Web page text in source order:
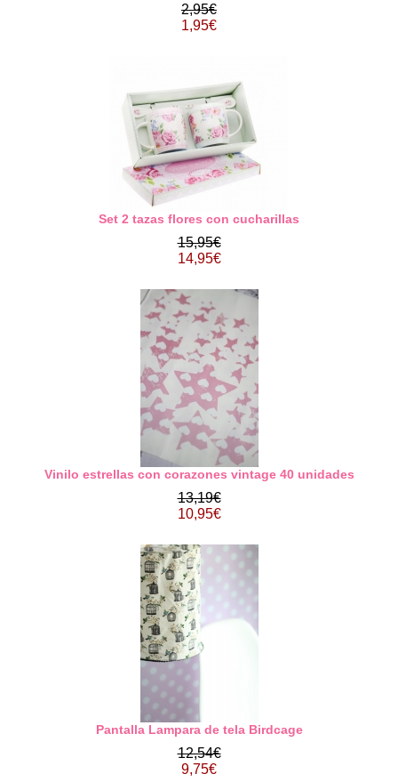
2,95€
1,95€
Set 2 tazas flores con cucharillas
15,95€
14,95€
Vinilo estrellas con corazones vintage 40 unidades
13,19€
10,95€
Pantalla Lampara de tela Birdcage
12,54€
9,75€